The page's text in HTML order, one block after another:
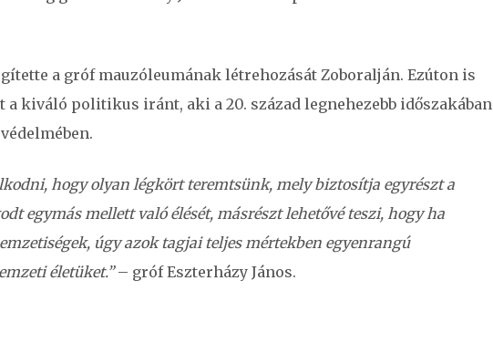
a gróf mauzóleumának létrehozását Zoboralján. Ezúton is
kiváló politikus iránt, aki a 20. század legnehezebb időszakában
hogy olyan légkört teremtsünk, mely biztosítja egyrészt a
egymás mellett való élését, másrészt lehetővé teszi, hogy ha
úgy azok tagjai teljes mértekben egyenrangú
életüket.”– gróf Eszterházy János.